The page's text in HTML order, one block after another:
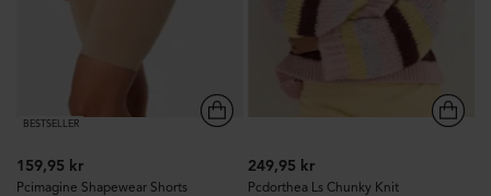
BESTSELLER
159,95 kr
Pcimagine Shapewear Shorts
249,95 kr
Pcdorthea Ls Chunky Knit